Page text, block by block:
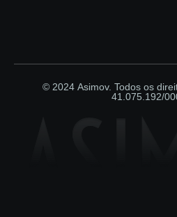
© 2024 Asimov. Todos os
41.075.192/